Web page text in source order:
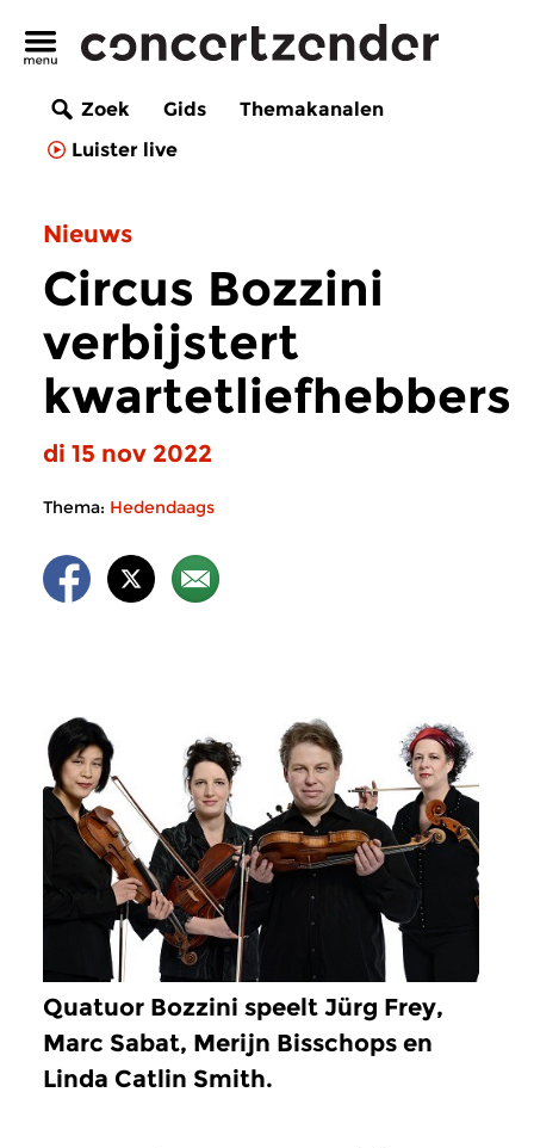
Zoek Gids
Themakanalen
Luister live
Nieuws
Circus Bozzini
verbijstert
kwartetliefhebbers
di 15 nov 2022
Thema: Hedendaags
Quatuor Bozzini speelt Jürg Frey,
Marc Sabat, Merijn Bisschops en
Linda Catlin Smith.